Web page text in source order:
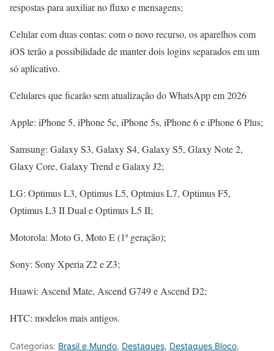
respostas para auxiliar no fluxo e mensagens;
Celular com duas contas: com o novo recurso, os aparelhos com
iOS terão a possibilidade de manter dois logins separados em um
só aplicativo.
Celulares que ficarão sem atualização do WhatsApp em 2026
Apple: iPhone 5, iPhone 5c, iPhone 5s, iPhone 6 e iPhone 6 Plus;
Samsung: Galaxy S3, Galaxy S4, Galaxy S5, Glaxy Note 2,
Glaxy Core, Galaxy Trend e Galaxy J2;
LG: Optimus L3, Optimus L5, Optmius L7, Optimus F5,
Optimus L3 II Dual e Optimus L5 II;
Motorola: Moto G, Moto E (1ª geração);
Sony: Sony Xperia Z2 e Z3;
Huawi: Ascend Mate, Ascend G749 e Ascend D2;
HTC: modelos mais antigos.
Categorias: Brasil e Mundo, Destaques, Destaques Bloco,